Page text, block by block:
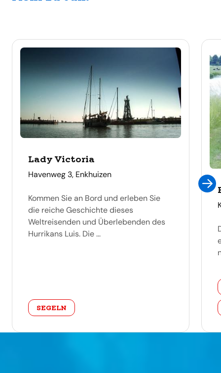
Lady Victoria
adres
Havenweg 3, Enkhuizen
Kommen Sie an Bord und erleben Sie
die reiche Geschichte dieses
Weltreisenden und Überlebenden des
Hurrikans Luis. Die ...
categorie
SEGELN